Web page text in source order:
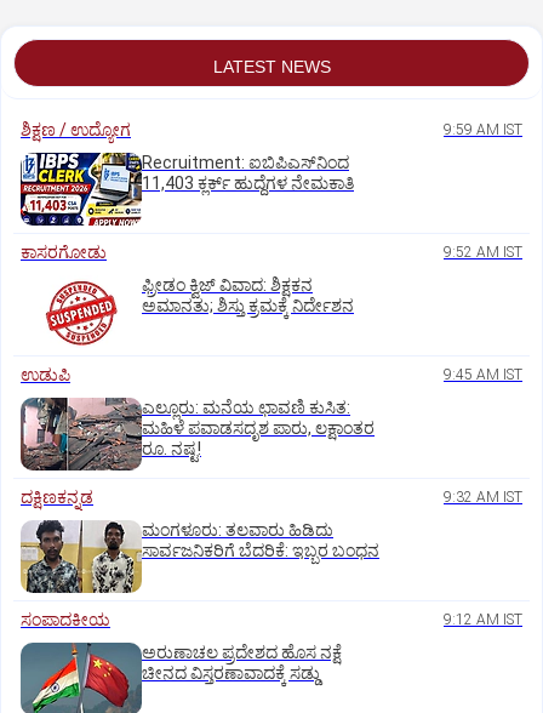
LATEST NEWS
ಶಿಕ್ಷಣ / ಉದ್ಯೋಗ 9:59 AM IST
Recruitment: ಐಬಿಪಿಎಸ್‌ನಿಂದ
11,403 ಕ್ಲರ್ಕ್‌ ಹುದ್ದೆಗಳ ನೇಮಕಾತಿ
ಕಾಸರಗೋಡು 9:52 AM IST
ಫ್ರೀಡಂ ಕ್ವಿಜ್‌ ವಿವಾದ: ಶಿಕ್ಷಕನ
ಅಮಾನತು; ಶಿಸ್ತು ಕ್ರಮಕ್ಕೆ ನಿರ್ದೇಶನ
ಉಡುಪಿ 9:45 AM IST
ಎಲ್ಲೂರು: ಮನೆಯ ಛಾವಣಿ ಕುಸಿತ:
ಮಹಿಳೆ ಪವಾಡಸದೃಶ ಪಾರು, ಲಕ್ಷಾಂತರ
ರೂ. ನಷ್ಟ!
ದಕ್ಷಿಣಕನ್ನಡ 9:32 AM IST
ಮಂಗಳೂರು: ತಲವಾರು ಹಿಡಿದು
ಸಾರ್ವಜನಿಕರಿಗೆ ಬೆದರಿಕೆ: ಇಬ್ಬರ ಬಂಧನ
ಸಂಪಾದಕೀಯ 9:12 AM IST
ಅರುಣಾಚಲ ಪ್ರದೇಶದ ಹೊಸ ನಕ್ಷೆ
ಚೀನದ ವಿಸ್ತರಣಾವಾದಕ್ಕೆ ಸಡ್ಡು